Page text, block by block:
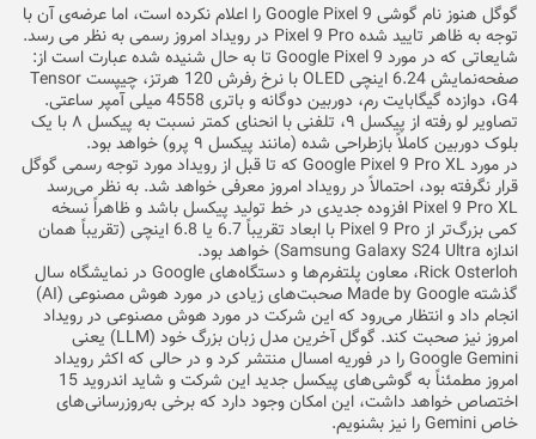
گوگل هنوز نام گوشی Google Pixel 9 را اعلام نکرده است، اما عرضه‌ی آن با
توجه به ظاهر تایید شده Pixel 9 Pro در رویداد امروز رسمی به نظر می رسد.
شایعاتی که در مورد Google Pixel 9 تا به حال شنیده شده عبارت است از:
صفحه‌نمایش 6.24 اینچی OLED با نرخ رفرش 120 هرتز، چیپست Tensor
G4، دوازده گیگابایت رم، دوربین دوگانه و باتری 4558 میلی آمپر ساعتی.
تصاویر لو رفته از پیکسل ۹، تلفنی با انحنای کمتر نسبت به پیکسل ۸ با یک
بلوک دوربین کاملاً بازطراحی شده (مانند پیکسل ۹ پرو) خواهد بود.
در مورد Google Pixel 9 Pro XL که تا قبل از رویداد مورد توجه رسمی گوگل
قرار نگرفته بود، احتمالاً در رویداد امروز معرفی خواهد شد. به نظر می‌رسد
Pixel 9 Pro XL افزوده جدیدی در خط تولید پیکسل باشد و ظاهراً نسخه
کمی بزرگ‌تر از Pixel 9 Pro با ابعاد تقریباً 6.7 یا 6.8 اینچی (تقریباً همان
اندازه Samsung Galaxy S24 Ultra) خواهد بود.
Rick Osterloh، معاون پلتفرم‌ها و دستگاه‌های Google در نمایشگاه سال
گذشته Made by Google صحبت‌های زیادی در مورد هوش مصنوعی (AI)
انجام داد و انتظار می‌رود که این شرکت در مورد هوش مصنوعی در رویداد
امروز نیز صحبت کند. گوگل آخرین مدل زبان بزرگ خود (LLM) یعنی
Google Gemini را در فوریه امسال منتشر کرد و در حالی که اکثر رویداد
امروز مطمئناً به گوشی‌های پیکسل جدید این شرکت و شاید اندروید 15
اختصاص خواهد داشت، این امکان وجود دارد که برخی به‌روزرسانی‌های
خاص Gemini را نیز بشنویم.